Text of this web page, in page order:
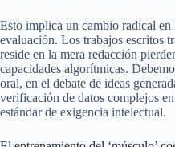
Esto implica un cambio radical en
evaluación. Los trabajos escritos
reside en la mera redacción
capacidades algorítmicas.
oral, en el debate de ideas
verificación de datos complejos
estándar de exigencia intelectual.